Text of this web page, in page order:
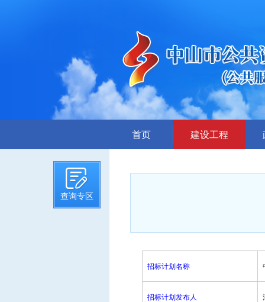
查询专区
首页 建设工程
招标文件提前公示
评标结果公示
项目公告
招标计划名称
招标计划发布人